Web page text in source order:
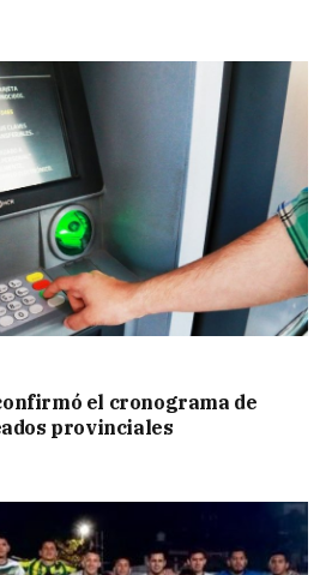
el cronograma de
provinciales